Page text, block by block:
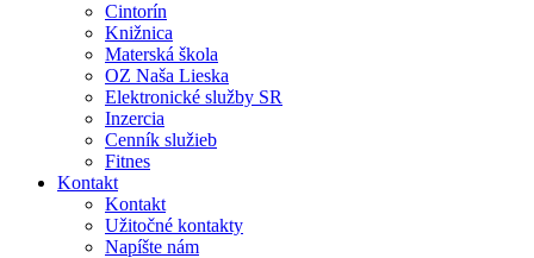
Cintorín
Knižnica
Materská škola
OZ Naša Lieska
Elektronické služby SR
Inzercia
Cenník služieb
Fitnes
Kontakt
Kontakt
Užitočné kontakty
Napíšte nám